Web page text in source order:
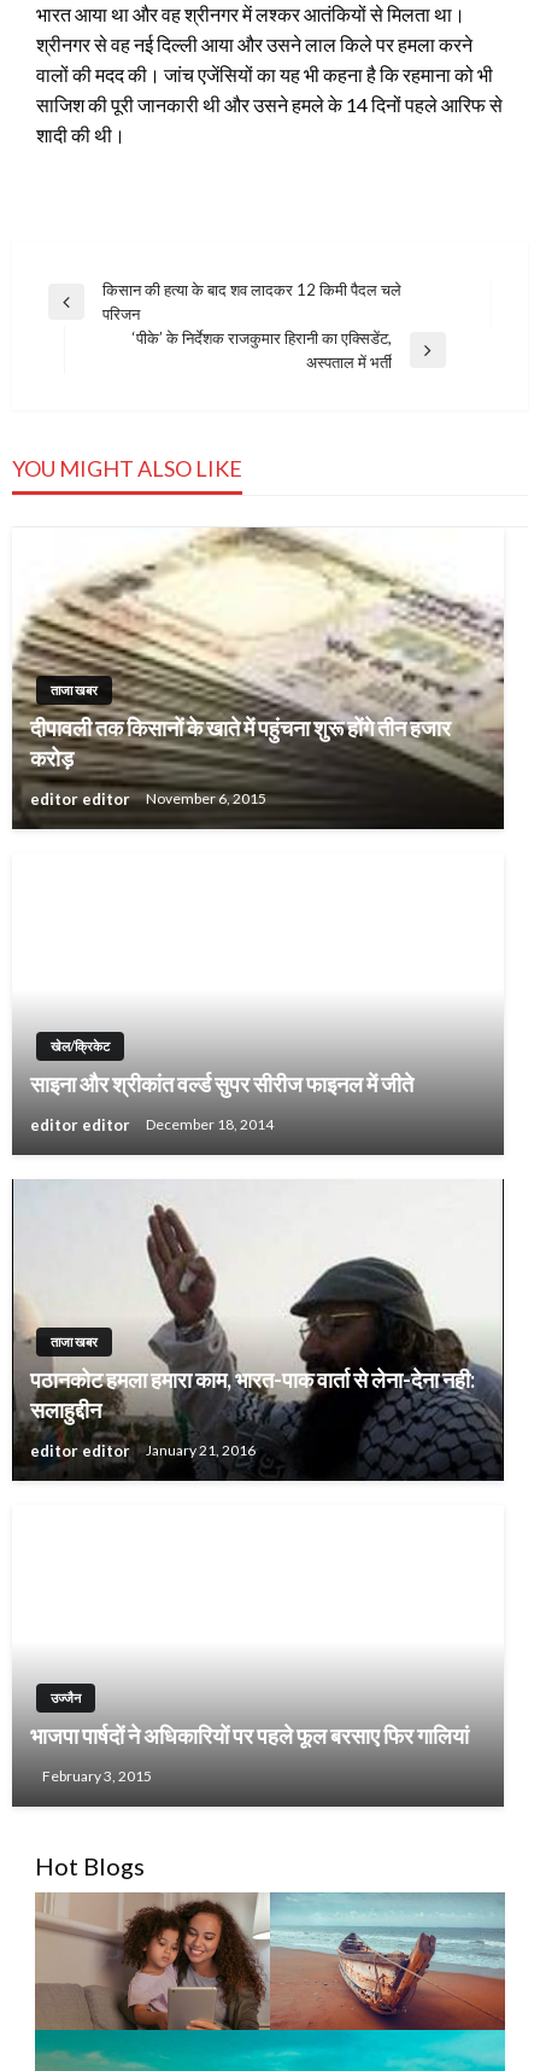
भारत आया था और वह श्रीनगर में लश्कर आतंकियों से मिलता था।
श्रीनगर से वह नई दिल्ली आया और उसने लाल किले पर हमला करने
वालों की मदद की। जांच एजेंसियों का यह भी कहना है कि रहमाना को भी
साजिश की पूरी जानकारी थी और उसने हमले के 14 दिनों पहले आरिफ से
शादी की थी।
Post
navigation
Previous
किसान की हत्‍या के बाद शव लादकर 12 किमी पैदल चले
परिजन
‘पीके’ के निर्देशक राजकुमार हिरानी का एक्सिडेंट,
अस्पताल में भर्ती
YOU MIGHT ALSO LIKE
ताजा खबर
दीपावली तक किसानों के खाते में पहुंचना शुरू होंगे तीन हजार
करोड़
editor editor November 6, 2015
खेल/क्रिकेट
साइना और श्रीकांत वर्ल्ड सुपर सीरीज फाइनल में जीते
editor editor December 18, 2014
ताजा खबर
पठानकोट हमला हमारा काम, भारत-पाक वार्ता से लेना-देना नही:
सलाहुद्दीन
editor editor January 21, 2016
उज्जैन
भाजपा पार्षदों ने अधिकारियों पर पहले फूल बरसाए फिर गालियां
February 3, 2015
Hot Blogs